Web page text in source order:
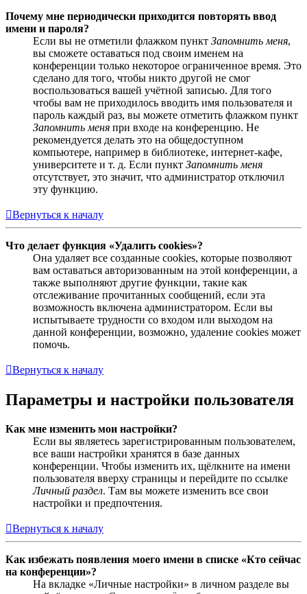
Почему мне периодически приходится повторять ввод
имени и пароля?
Если вы не отметили флажком пункт Запомнить меня,
вы сможете оставаться под своим именем на
конференции только некоторое ограниченное время. Это
сделано для того, чтобы никто другой не смог
воспользоваться вашей учётной записью. Для того
чтобы вам не приходилось вводить имя пользователя и
пароль каждый раз, вы можете отметить флажком пункт
Запомнить меня при входе на конференцию. Не
рекомендуется делать это на общедоступном
компьютере, например в библиотеке, интернет-кафе,
университете и т. д. Если пункт Запомнить меня
отсутствует, это значит, что администратор отключил
эту функцию.
Вернуться к началу
Что делает функция «Удалить cookies»?
Она удаляет все созданные cookies, которые позволяют
вам оставаться авторизованным на этой конференции, а
также выполняют другие функции, такие как
отслеживание прочитанных сообщений, если эта
возможность включена администратором. Если вы
испытываете трудности со входом или выходом на
данной конференции, возможно, удаление cookies может
помочь.
Вернуться к началу
Параметры и настройки пользователя
Как мне изменить мои настройки?
Если вы являетесь зарегистрированным пользователем,
все ваши настройки хранятся в базе данных
конференции. Чтобы изменить их, щёлкните на имени
пользователя вверху страницы и перейдите по ссылке
Личный раздел. Там вы можете изменить все свои
настройки и предпочтения.
Вернуться к началу
Как избежать появления моего имени в списке «Кто сейчас
на конференции»?
На вкладке «Личные настройки» в личном разделе вы